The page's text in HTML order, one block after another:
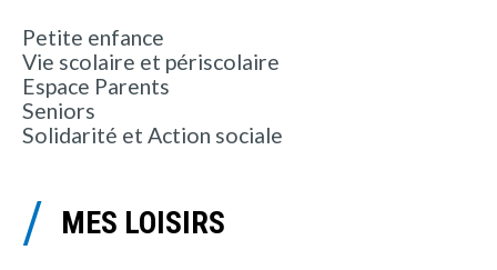
Petite enfance
Vie scolaire et périscolaire
Espace Parents
Seniors
Solidarité et Action sociale
MES LOISIRS